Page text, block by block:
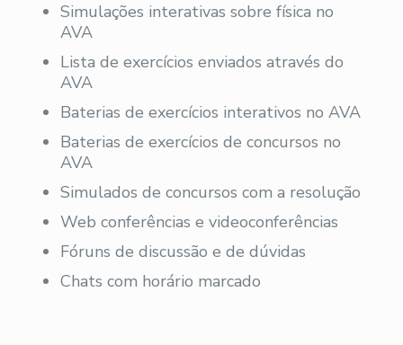
Simulações interativas sobre física no
AVA
Lista de exercícios enviados através do
AVA
Baterias de exercícios interativos no AVA
Baterias de exercícios de concursos no
AVA
Simulados de concursos com a resolução
Web conferências e videoconferências
Fóruns de discussão e de dúvidas
Chats com horário marcado